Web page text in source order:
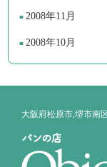
2008年11月
2008年10月
大阪府松原市,堺市南